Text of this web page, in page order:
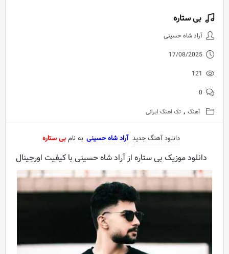
دانلود آهنگ جدید آراد شاه
بی ستاره
آراد شاه حسینی
17/08/2025
121
0
آهنگ , تک اهنگ ایرانی
دانلود آهنگ جدید آراد شاه حسینی به نامبی ستاره
دانلود موزیک بی ستاره از آراد شاه حسینی با کیفیت اورجینال